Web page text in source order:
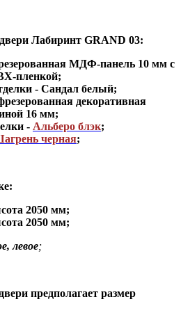
Лабиринт GRAND 03:
МДФ-панель 10 мм с
пленкой;
- Сандал белый;
декоративная
16 мм;
- Альберо блэк;
черная;
2050 мм;
2050 мм;
левое;
предполагает размер